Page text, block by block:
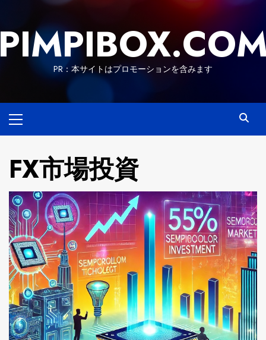
content
PR：本サイトはプロモーションを含みます
Menu
FX市場投資